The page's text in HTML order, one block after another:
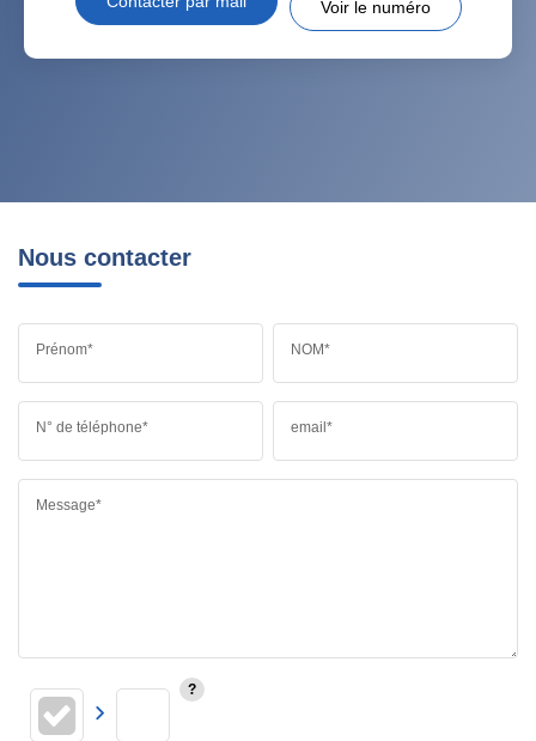
Voir le numéro
Nous contacter
Prénom* NOM*
N° de téléphone* email*
Message*